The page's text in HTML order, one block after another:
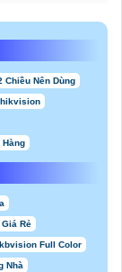
Chiều Nên Dùng
Hàng
Giá Rẻ
Full Color
Nhà